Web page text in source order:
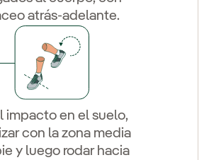
atrás-adelante.
impacto en el suelo,
con la zona media
y luego rodar hacia